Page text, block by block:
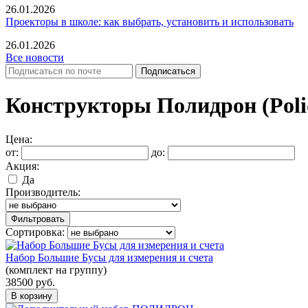
26.01.2026
Проекторы в школе: как выбрать, установить и использовать
26.01.2026
Все новости
Конструкторы Полидрон
Цена:
от:
до:
Акция:
Да
Производитель:
Фильтровать
Сортировка:
Набор Большие Бусы для измерения и счета
(комплект на группу)
38500 руб.
В корзину